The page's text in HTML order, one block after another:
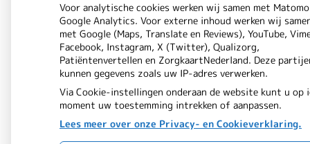
Voor analytische cookies werken wij samen met
Google Analytics. Voor externe inhoud werken wij
met Google (Maps, Translate en Reviews), YouTube,
Facebook, Instagram, X (Twitter), Qualizorg,
Patiëntenvertellen en ZorgkaartNederland. Deze
kunnen gegevens zoals uw IP-adres verwerken.
Via Cookie-instellingen onderaan de website kunt u op
moment uw toestemming intrekken of aanpassen.
Lees meer over onze Privacy- en Cookieverklaring.